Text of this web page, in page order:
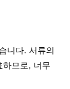
니다. 서류의
하므로, 너무